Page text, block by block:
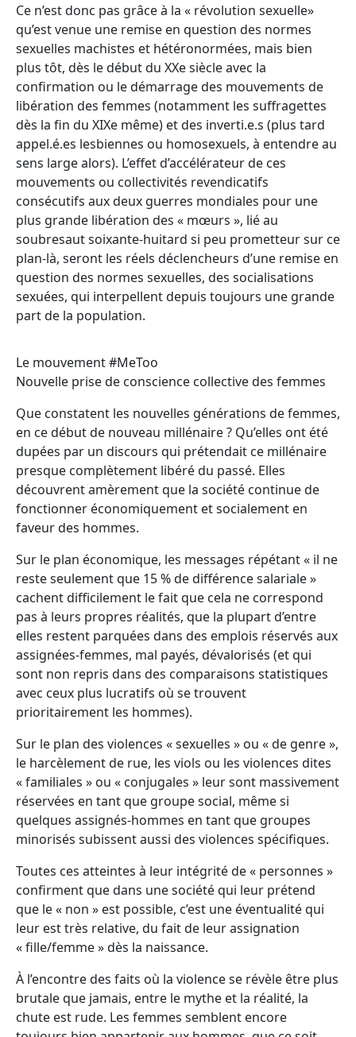
Ce n’est donc pas grâce à la « révolution sexuelle»
qu’est venue une remise en question des normes
sexuelles machistes et hétéronormées, mais bien
plus tôt, dès le début du XXe siècle avec la
confirmation ou le démarrage des mouvements de
libération des femmes (notamment les suffragettes
dès la fin du XIXe même) et des inverti.e.s (plus tard
appel.é.es lesbiennes ou homosexuels, à entendre au
sens large alors). L’effet d’accélérateur de ces
mouvements ou collectivités revendicatifs
consécutifs aux deux guerres mondiales pour une
plus grande libération des « mœurs », lié au
soubresaut soixante-huitard si peu prometteur sur ce
plan-là, seront les réels déclencheurs d’une remise en
question des normes sexuelles, des socialisations
sexuées, qui interpellent depuis toujours une grande
part de la population.
Le mouvement #MeToo
Nouvelle prise de conscience collective des femmes
Que constatent les nouvelles générations de femmes,
en ce début de nouveau millénaire ? Qu’elles ont été
dupées par un discours qui prétendait ce millénaire
presque complètement libéré du passé. Elles
découvrent amèrement que la société continue de
fonctionner économiquement et socialement en
faveur des hommes.
Sur le plan économique, les messages répétant « il ne
reste seulement que 15 % de différence salariale »
cachent difficilement le fait que cela ne correspond
pas à leurs propres réalités, que la plupart d’entre
elles restent parquées dans des emplois réservés aux
assignées-femmes, mal payés, dévalorisés (et qui
sont non repris dans des comparaisons statistiques
avec ceux plus lucratifs où se trouvent
prioritairement les hommes).
Sur le plan des violences « sexuelles » ou « de genre »,
le harcèlement de rue, les viols ou les violences dites
« familiales » ou « conjugales » leur sont massivement
réservées en tant que groupe social, même si
quelques assignés-hommes en tant que groupes
minorisés subissent aussi des violences spécifiques.
Toutes ces atteintes à leur intégrité de « personnes »
confirment que dans une société qui leur prétend
que le « non » est possible, c’est une éventualité qui
leur est très relative, du fait de leur assignation
« fille/femme » dès la naissance.
À l’encontre des faits où la violence se révèle être plus
brutale que jamais, entre le mythe et la réalité, la
chute est rude. Les femmes semblent encore